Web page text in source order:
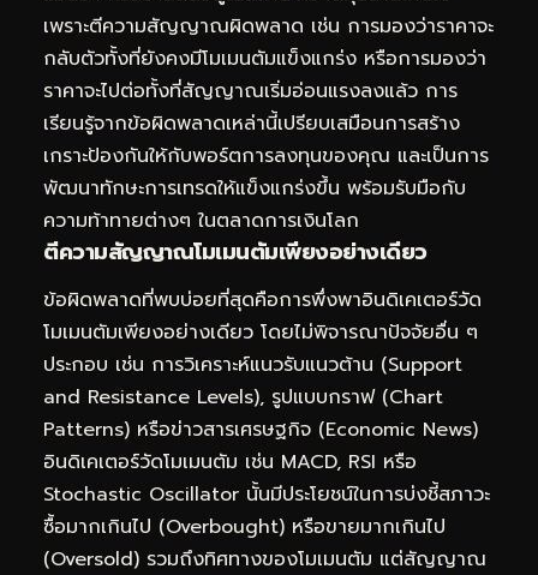
เพราะตีความสัญญาณผิดพลาด เช่น การมองว่าราคาจะ
กลับตัวทั้งที่ยังคงมีโมเมนตัมแข็งแกร่ง หรือการมองว่า
ราคาจะไปต่อทั้งที่สัญญาณเริ่มอ่อนแรงลงแล้ว การ
เรียนรู้จากข้อผิดพลาดเหล่านี้เปรียบเสมือนการสร้าง
เกราะป้องกันให้กับพอร์ตการลงทุนของคุณ และเป็นการ
พัฒนาทักษะการเทรดให้แข็งแกร่งขึ้น พร้อมรับมือกับ
ความท้าทายต่างๆ ในตลาดการเงินโลก
ตีความสัญญาณโมเมนตัมเพียงอย่างเดียว
ข้อผิดพลาดที่พบบ่อยที่สุดคือการพึ่งพาอินดิเคเตอร์วัด
โมเมนตัมเพียงอย่างเดียว โดยไม่พิจารณาปัจจัยอื่น ๆ
ประกอบ เช่น การวิเคราะห์แนวรับแนวต้าน (Support
and Resistance Levels), รูปแบบกราฟ (Chart
Patterns) หรือข่าวสารเศรษฐกิจ (Economic News)
อินดิเคเตอร์วัดโมเมนตัม เช่น MACD, RSI หรือ
Stochastic Oscillator นั้นมีประโยชน์ในการบ่งชี้สภาวะ
ซื้อมากเกินไป (Overbought) หรือขายมากเกินไป
(Oversold) รวมถึงทิศทางของโมเมนตัม แต่สัญญาณ